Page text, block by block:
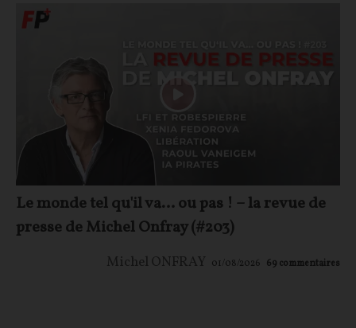
Le monde tel qu'il va… ou pas ! – la revue de
presse de Michel Onfray (#203)
Michel ONFRAY 01/08/2026 69 commentaires